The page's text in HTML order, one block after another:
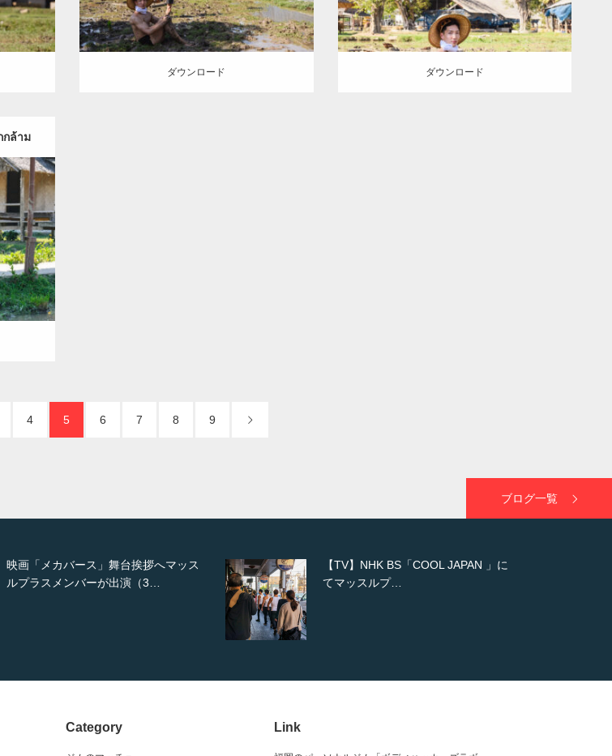
ダウンロード
ダウンロード
ダウンロード
ダウンロード
กล้าม
イ）
さん
スパン
4 5 6 7 8 9
ブログ一覧
【TV】NHK BS「COOL JAPAN 」に
てマッスルプ…
【WEB】「猫と焼き芋とマッチョ」
の素材を「ねとらぼ」さんに…
Category Link